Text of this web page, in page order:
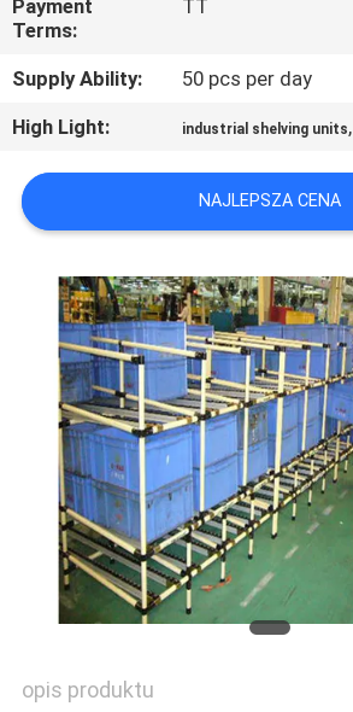
SKONTAKTUJ
SIĘ
NAMI
POPROŚ
O
WYCENĘ
SITEMAP
POLITYKA
PRYWATNOŚCI
Payment
Terms:
TT
Supply Ability:
50 pcs per day
High Light:
industrial shelving units,
NAJLEPSZA CENA
opis produktu